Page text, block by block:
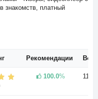
знакомств, платный
Рекомендации
100.0% 11